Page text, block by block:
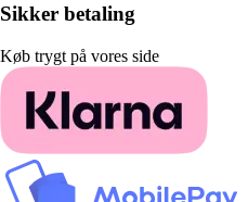
Sikker betaling
Køb trygt på vores side